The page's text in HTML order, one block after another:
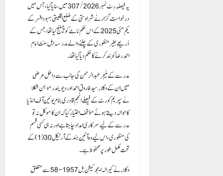
یہ فیصلہ رِٹ نمبر 307/2026 میں سنایا گیا، جس میں
درخواست گزار نے شراوستی کے ضلع اقلیتی بہبود افسر کے
یکم مئی 2025 کے اس حکم نامے کو چیلنج کیا تھا، جس کے
ذریعے بغیر منظوری کے چلنے والے مدرسہ اہلِ سنت امام
احمد رضا کو بند کرنے کا حکم دیا گیا تھا۔
مدرسے کے منیجر عبدالرحمن کی جانب سے داخل عرضی
میں ان کے وکلاء سید فاروق احمد اور دیویندر موہن شکلا
نے سپریم کورٹ کے فیصلے انجم قادری بنام یونین آف انڈیا
کا حوالہ دیتے ہوئے مؤقف اختیار کیا کہ ان کا موکل نہ تو
مدرسے کے لیے سرکاری امداد چاہتا ہے اور نہ ہی کسی قسم
کی منظوری، اس لیے وہ آئین ہند کے آرٹیکل 30(1) کے
تحت مکمل طور پر محفوظ ہے۔
وکلاء نے کیرالہ ایجوکیشن بل 1957-58 سے متعلق